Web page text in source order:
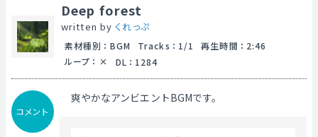
Deep forest
written byくれっぷ
素材種別 ： BGM Tracks ： 1/1 再生時間 ： 2:46
ループ ： DL ： 1284
コメント
爽やかなアンビエントBGMです。